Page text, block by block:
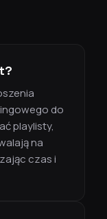
do
playlisty,
na
czas i